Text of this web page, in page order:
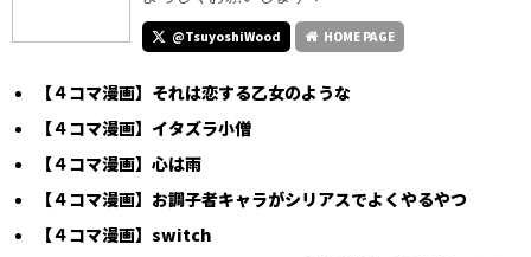
@TsuyoshiWood HOME PAGE
【４コマ漫画】それは恋する乙女のような
【４コマ漫画】イタズラ小僧
【４コマ漫画】心は雨
【４コマ漫画】お調子者キャラがシリアスでよくやるやつ
【４コマ漫画】switch